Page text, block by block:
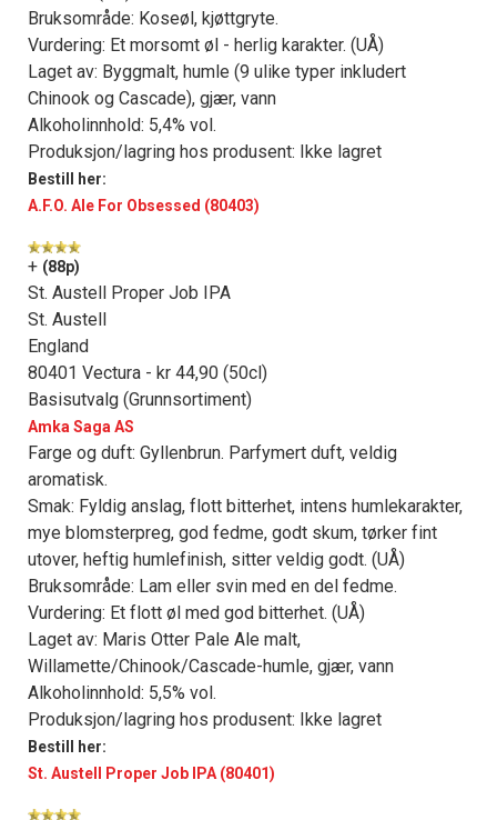
Bruksområde: Koseøl, kjøttgryte.
Vurdering: Et morsomt øl - herlig karakter. (UÅ)
Laget av: Byggmalt, humle (9 ulike typer inkludert
Chinook og Cascade), gjær, vann
Alkoholinnhold: 5,4% vol.
Produksjon/lagring hos produsent: Ikke lagret
Bestill her:
A.F.O. Ale For Obsessed (80403)
+ (88p)
St. Austell Proper Job IPA
St. Austell
England
80401 Vectura - kr 44,90 (50cl)
Basisutvalg (Grunnsortiment)
Amka Saga AS
Farge og duft: Gyllenbrun. Parfymert duft, veldig
aromatisk.
Smak: Fyldig anslag, flott bitterhet, intens humlekarakter,
mye blomsterpreg, god fedme, godt skum, tørker fint
utover, heftig humlefinish, sitter veldig godt. (UÅ)
Bruksområde: Lam eller svin med en del fedme.
Vurdering: Et flott øl med god bitterhet. (UÅ)
Laget av: Maris Otter Pale Ale malt,
Willamette/Chinook/Cascade-humle, gjær, vann
Alkoholinnhold: 5,5% vol.
Produksjon/lagring hos produsent: Ikke lagret
Bestill her:
St. Austell Proper Job IPA (80401)